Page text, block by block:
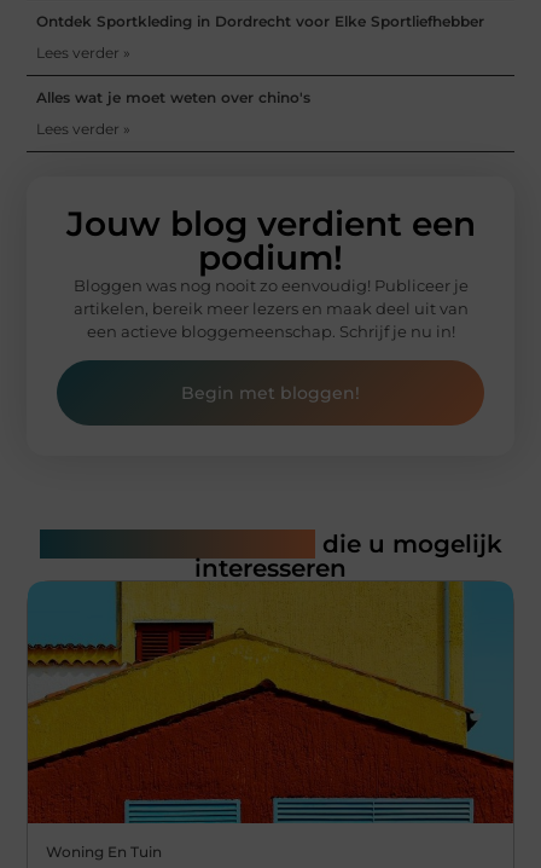
Ontdek Sportkleding in Dordrecht voor Elke Sportliefhebber
Lees verder »
Alles wat je moet weten over chino's
Lees verder »
Jouw blog verdient een
podium!
Bloggen was nog nooit zo eenvoudig! Publiceer je
artikelen, bereik meer lezers en maak deel uit van
een actieve bloggemeenschap. Schrijf je nu in!
Begin met bloggen!
die u mogelijk
interesseren
Woning En Tuin